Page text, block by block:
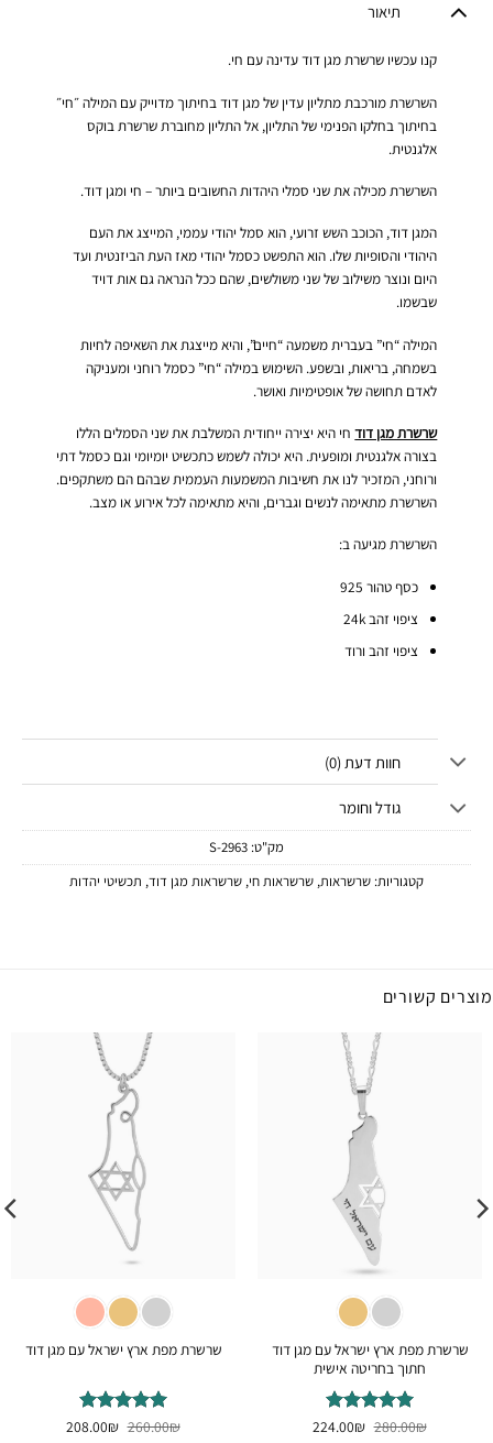
תיאור
קנו עכשיו שרשרת מגן דוד עדינה עם חי.
השרשרת מורכבת מתליון עדין של מגן דוד בחיתוך מדוייק עם המילה ״חי״
בחיתוך בחלקו הפנימי של התליון, אל התליון מחוברת שרשרת בוקס
אלגנטית.
השרשרת מכילה את שני סמלי היהדות החשובים ביותר – חי ומגן דוד.
המגן דוד, הכוכב השש זרועי, הוא סמל יהודי עממי, המייצג את העם
היהודי והסופיות שלו. הוא התפשט כסמל יהודי מאז העת הביזנטית ועד
היום ונוצר משילוב של שני משולשים, שהם ככל הנראה גם אות דויד
שבשמו.
המילה “חי” בעברית משמעה “חיים”, והיא מייצגת את השאיפה לחיות
בשמחה, בריאות, ובשפע. השימוש במילה “חי” כסמל רוחני ומעניקה
לאדם תחושה של אופטימיות ואושר.
שרשרת מגן דודחי היא יצירה ייחודית המשלבת את שני הסמלים הללו
בצורה אלגנטית ומופעית. היא יכולה לשמש כתכשיט יומיומי וגם כסמל דתי
ורוחני, המזכיר לנו את חשיבות המשמעות העממית שבהם הם משתקפים.
השרשרת מתאימה לנשים וגברים, והיא מתאימה לכל אירוע או מצב.
השרשרת מגיעה ב:
כסף טהור 925
ציפוי זהב 24k
ציפוי זהב ורוד
חוות דעת (0)
גודל וחומר
מק"ט: 2963-S
קטגוריות: שרשראות, שרשראות חי, שרשראות מגן דוד, תכשיטי יהדות
מוצרים קשורים
שרשרת מפת ארץ ישראל עם מגן דוד
חתוך בחריטה אישית
דורג5 מתוך 280.00₪ המחיר
224.00₪ המחיר
שרשרת מפת ארץ ישראל עם מגן דוד
דורג5 מתוך 260.00₪ המחיר
208.00₪ המחיר